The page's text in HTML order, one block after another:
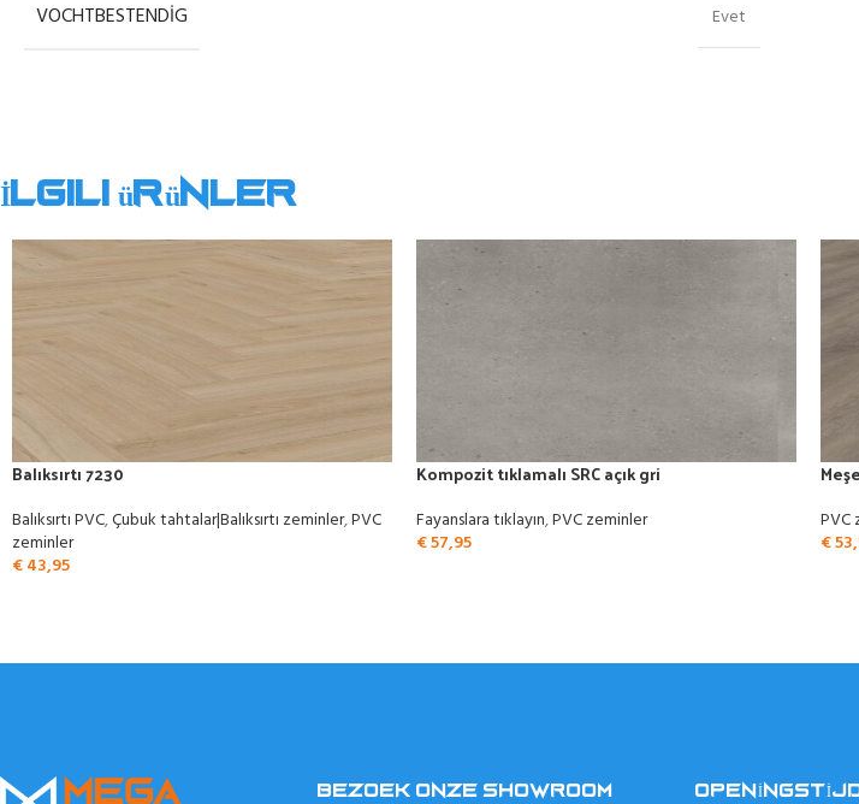
VOCHTBESTENDIG Evet
İlgili ürünler
Balıksırtı 7230
Balıksırtı PVC,Çubuk tahtalar|Balıksırtı zeminler,PVC
zeminler
€43,95
Kompozit tıklamalı SRC açık gri
Fayanslara tıklayın,PVC zeminler
€57,95
PVC
€
BEZOEK ONZE SHOWROOM